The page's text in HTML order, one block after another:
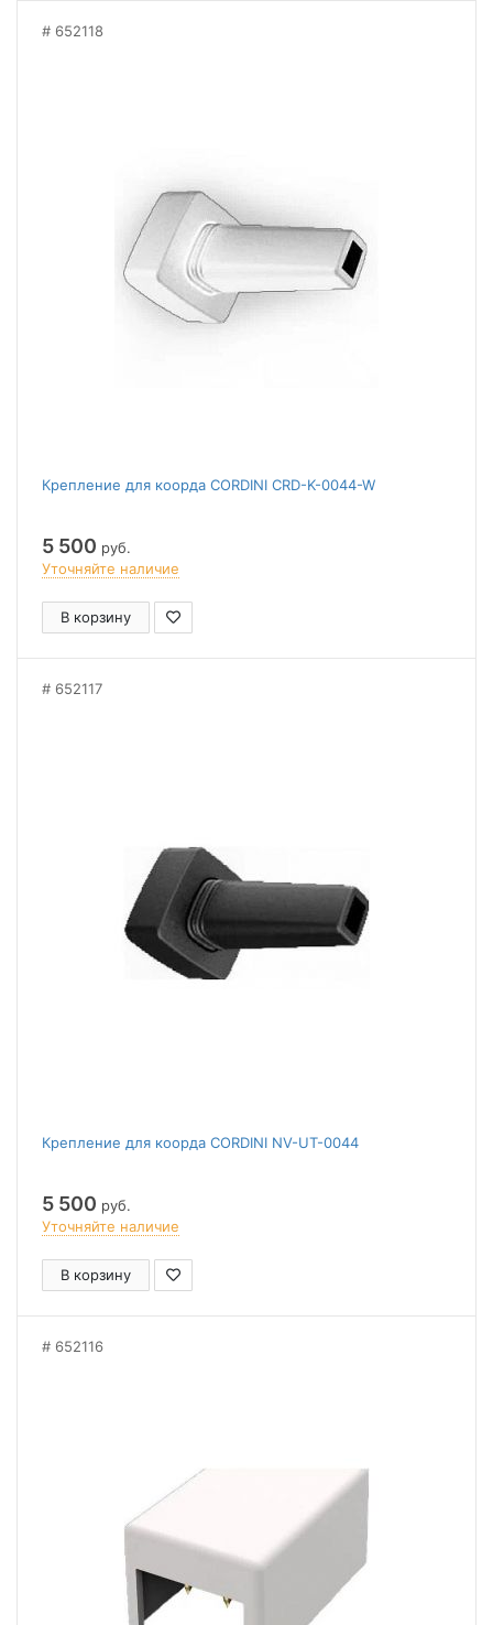
652118
Крепление для коорда CORDINI CRD-K-0044-W
5 500 руб.
Уточняйте наличие
В корзину
652117
Крепление для коорда CORDINI NV-UT-0044
5 500 руб.
Уточняйте наличие
В корзину
652116